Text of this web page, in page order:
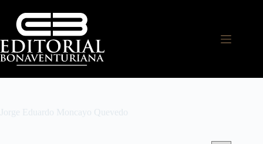
Jorge Eduardo Moncayo Quevedo